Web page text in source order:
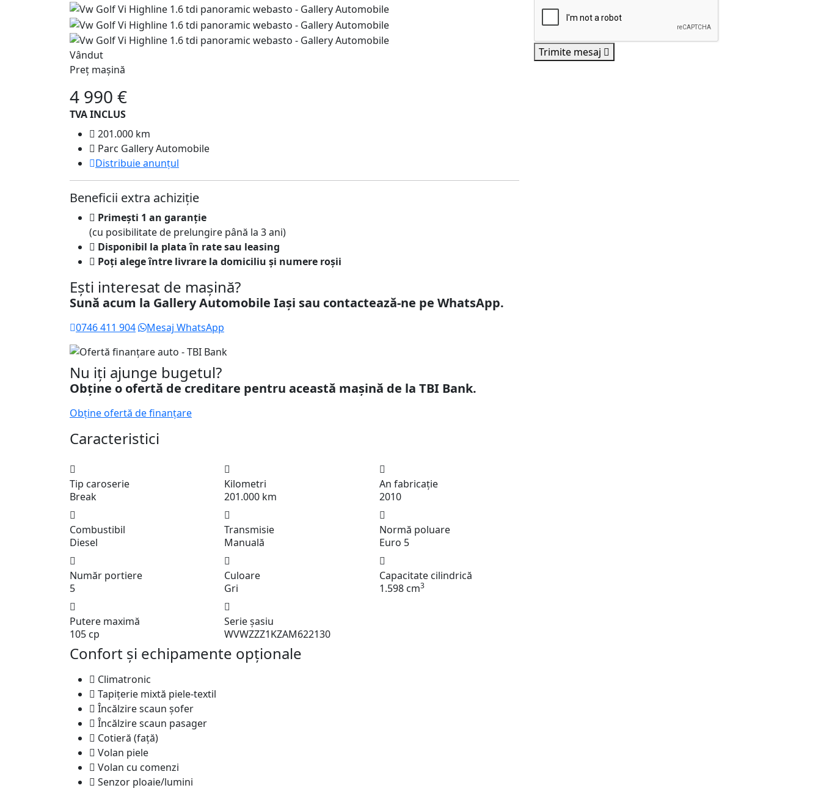
Vândut
Preț mașină
4 990 €
TVA INCLUS
201.000 km
Parc Gallery Automobile
Distribuie anunțul
Beneficii extra achiziție
Primești 1 an garanție
(cu posibilitate de prelungire până la 3 ani)
Disponibil la plata în rate sau leasing
Poți alege între livrare la domiciliu și numere roșii
Ești interesat de mașină?
Sună acum la Gallery Automobile Iași sau contactează-ne pe WhatsApp.
0746 411 904 Mesaj WhatsApp
Nu iți ajunge bugetul?
Obține o ofertă de creditare pentru această mașină de la TBI Bank.
Obține ofertă de finanțare
Caracteristici
Tip caroserie
Break
Kilometri
201.000 km
An fabricație
2010
Combustibil
Diesel
Transmisie
Manuală
Normă poluare
Euro 5
Număr portiere
5
Culoare
Gri
Capacitate cilindrică
1.598 cm3
Putere maximă
105 cp
Serie șasiu
WVWZZZ1KZAM622130
Confort și echipamente opționale
Climatronic
Tapițerie mixtă piele-textil
Încălzire scaun șofer
Încălzire scaun pasager
Cotieră (față)
Volan piele
Volan cu comenzi
Senzor ploaie/lumini
Trimite mesaj